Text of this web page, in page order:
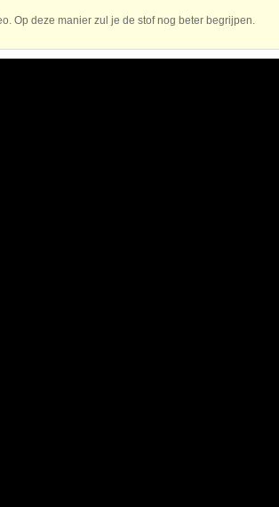
Op deze manier zul je de stof nog beter begrijpen.